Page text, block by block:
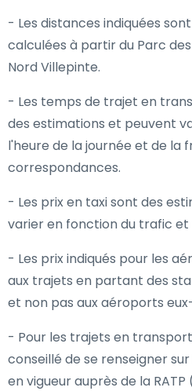
- Les distances indiquées
calculées à partir du Parc
Nord Villepinte.
- Les temps de trajet en
des estimations et peuvent
l'heure de la journée et de la
correspondances.
- Les prix en taxi sont des
varier en fonction du trafic et
- Les prix indiqués pour les
aux trajets en partant des
et non pas aux aéroports
- Pour les trajets en
conseillé de se renseigner
en vigueur auprès de la